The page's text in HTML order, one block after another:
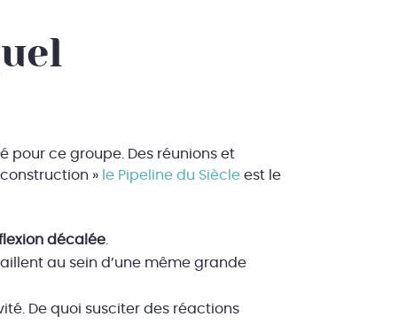
pour ce groupe. Des réunions et
» le Pipeline du Siècle est le
décalée
au sein d’une même grande
De quoi susciter des réactions